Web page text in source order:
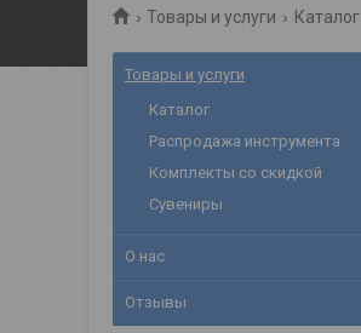
Товары и услуги Каталог
Товары и услуги
Каталог
Распродажа инструмента
Комплекты со скидкой
Сувениры
О нас
Отзывы